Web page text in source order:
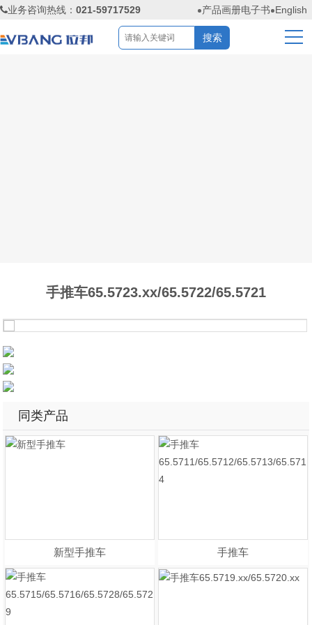
业务咨询热线： 021-59717529 产品画册电子书 English
手推车65.5723.xx/65.5722/65.5721
同类产品
新型手推车 手推车
65.5711/65.5712/65.5713/65.571